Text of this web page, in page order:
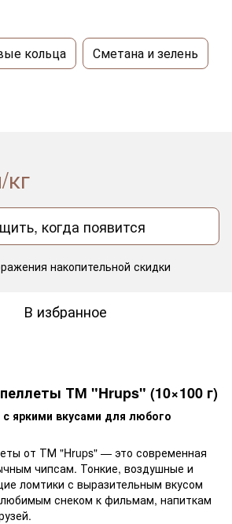
кольца Сметана и зелень
когда появится
накопительной скидки
В избранное
ТМ "Hrups" (10×100 г)
яркими вкусами для любого
от ТМ "Hrups" — это современная
чипсам. Тонкие, воздушные и
ломтики с выразительным вкусом
снеком к фильмам, напиткам